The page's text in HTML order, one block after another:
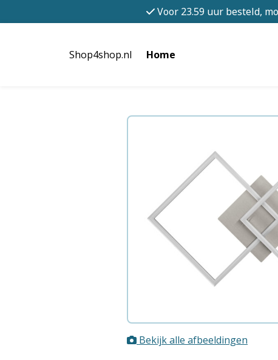
Voor 23.59 uur besteld,
Shop4shop.nl Home
Bekijk alle afbeeldingen